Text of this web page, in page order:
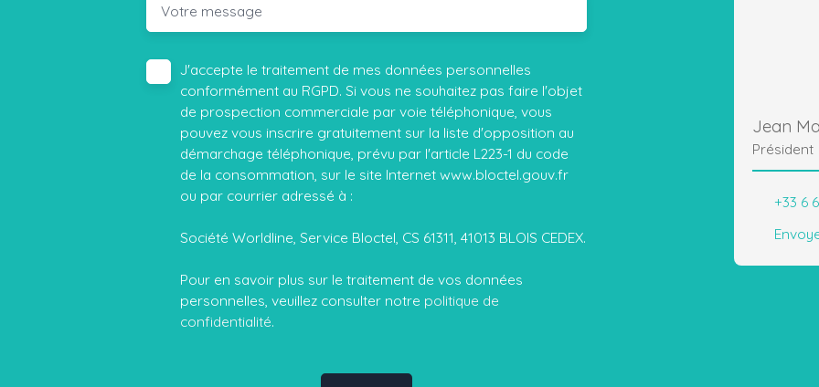
Votre message
J'accepte le traitement de mes données personnelles
conformément au RGPD. Si vous ne souhaitez pas faire l'objet
de prospection commerciale par voie téléphonique, vous
pouvez vous inscrire gratuitement sur la liste d'opposition au
démarchage téléphonique, prévu par l'article L223-1 du code
de la consommation, sur le site Internet www.bloctel.gouv.fr
ou par courrier adressé à :
Société Worldline, Service Bloctel, CS 61311, 41013 BLOIS CEDEX.
Pour en savoir plus sur le traitement de vos données
personnelles, veuillez consulter notre politique de
confidentialité.
Jean
Président
+33 6